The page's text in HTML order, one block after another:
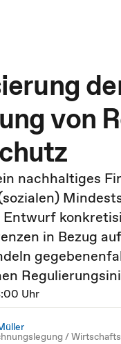
von
nachhaltiges
in Bezug
Uhr
/